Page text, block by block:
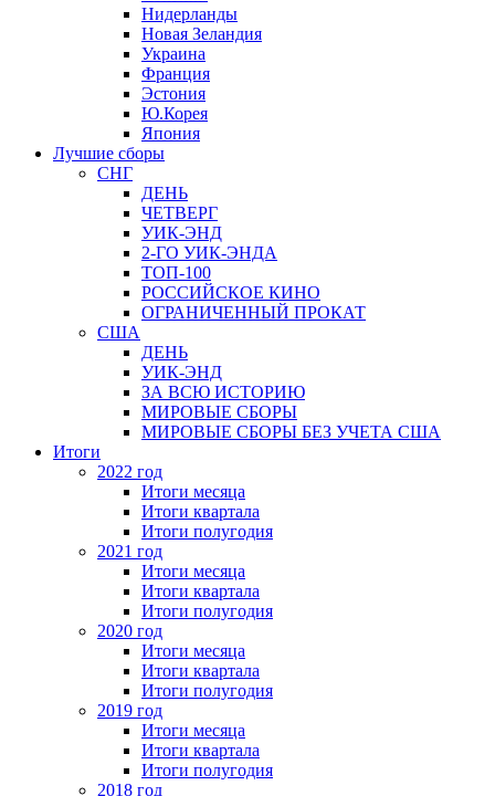
Нидерланды
Новая Зеландия
Украина
Франция
Эстония
Ю.Корея
Япония
Лучшие сборы
СНГ
ДЕНЬ
ЧЕТВЕРГ
УИК-ЭНД
2-ГО УИК-ЭНДА
ТОП-100
РОССИЙСКОЕ КИНО
ОГРАНИЧЕННЫЙ ПРОКАТ
США
ДЕНЬ
УИК-ЭНД
ЗА ВСЮ ИСТОРИЮ
МИРОВЫЕ СБОРЫ
МИРОВЫЕ СБОРЫ БЕЗ УЧЕТА США
Итоги
2022 год
Итоги месяца
Итоги квартала
Итоги полугодия
2021 год
Итоги месяца
Итоги квартала
Итоги полугодия
2020 год
Итоги месяца
Итоги квартала
Итоги полугодия
2019 год
Итоги месяца
Итоги квартала
Итоги полугодия
2018 год